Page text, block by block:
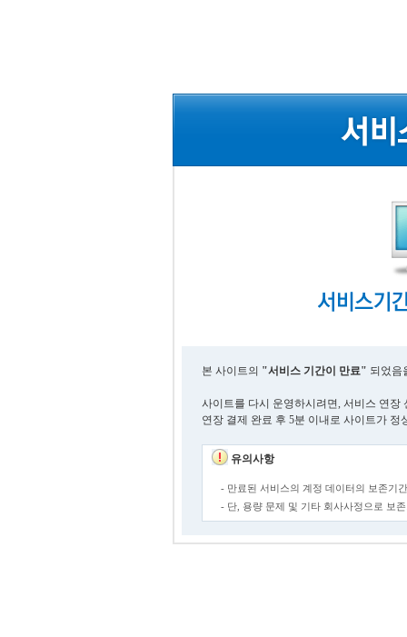
본 사이트의 "서비스 기간이 만료" 되었음
사이트를 다시 운영하시려면, 서비스 연장
연장 결제 완료 후 5분 이내로 사이트가 정
유의사항
- 만료된 서비스의 계정 데이터의 보존기
- 단, 용량 문제 및 기타 회사사정으로 보